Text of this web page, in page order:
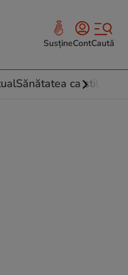
SusțineContCaută
Sănătatea ca stil de